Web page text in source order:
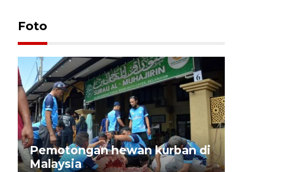
Foto
Pemotongan hewan kurban di
Malaysia